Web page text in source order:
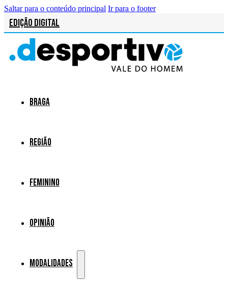
Saltar para o conteúdo principal Ir para o footer
Edição Digital
Braga
Região
Feminino
Opinião
Modalidades